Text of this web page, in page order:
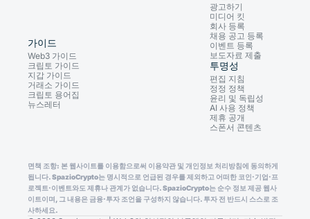
가이드
Web3 가이드
크립토 가이드
지갑 가이드
거래소 가이드
크립토 용어집
뉴스레터
광고하기
미디어 킷
회사 등록
채용 공고 등록
이벤트 등록
보도자료 제출
투명성
편집 지침
정정 정책
윤리 및 독립성
AI 사용 정책
제휴 공개
스폰서 콘텐츠
면책 조항: 본 웹사이트를 이용함으로써 이용약관 및 개인정보 처리방침에 동의하게
됩니다. SpazioCrypto는 명시적으로 언급된 경우를 제외하고 어떠한 코인·기업·프
로젝트·이벤트와도 제휴나 관계가 없습니다. SpazioCrypto는 순수 정보 제공 웹사
이트이며, 그 내용은 금융·투자 조언을 구성하지 않습니다. 투자 전 반드시 스스로 조
사하세요.